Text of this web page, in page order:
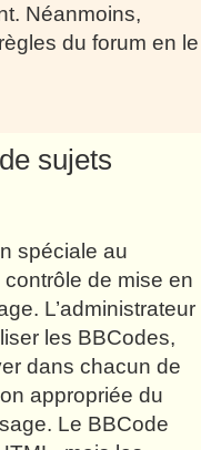
Néanmoins,
du forum en le
sujets
spéciale au
de mise en
L’administrateur
les BBCodes,
dans chacun de
appropriée du
Le BBCode